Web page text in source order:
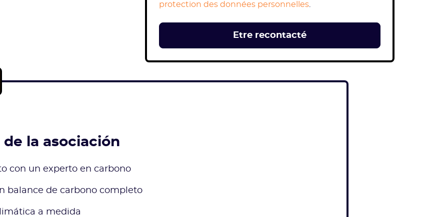
protection des données personnelles.
de la asociación
con un experto en carbono
balance de carbono completo
a medida